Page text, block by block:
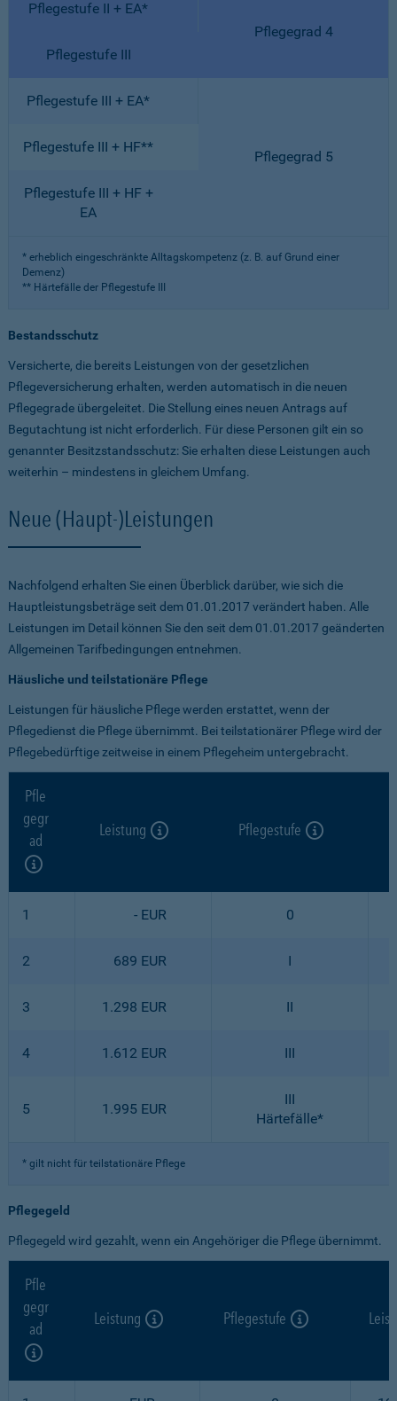
Pflegestufe II + EA*
Pflegegrad 4
Pflegestufe III
Pflegestufe III + EA*
Pflegegrad 5
Pflegestufe III + HF**
Pflegestufe III + HF +
EA
* erheblich eingeschränkte Alltagskompetenz (z. B. auf Grund einer
Demenz)
** Härtefälle der Pflegestufe III
Bestandsschutz
Versicherte, die bereits Leistungen von der gesetzlichen
Pflegeversicherung erhalten, werden automatisch in die neuen
Pflegegrade übergeleitet. Die Stellung eines neuen Antrags auf
Begutachtung ist nicht erforderlich. Für diese Personen gilt ein so
genannter Besitzstandsschutz: Sie erhalten diese Leistungen auch
weiterhin – mindestens in gleichem Umfang.
Neue (Haupt-)Leistungen
Nachfolgend erhalten Sie einen Überblick darüber, wie sich die
Hauptleistungsbeträge seit dem 01.01.2017 verändert haben. Alle
Leistungen im Detail können Sie den seit dem 01.01.2017 geänderten
Allgemeinen Tarifbedingungen entnehmen.
Häusliche und teilstationäre Pflege
Leistungen für häusliche Pflege werden erstattet, wenn der
Pflegedienst die Pflege übernimmt. Bei teilstationärer Pflege wird der
Pflegebedürftige zeitweise in einem Pflegeheim untergebracht.
Pfle
gegr
ad
Leistung Pflegestufe
1 - EUR 0
2 689 EUR I
3 1.298 EUR II
4 1.612 EUR III
5 1.995 EUR
III
Härtefälle*
* gilt nicht für teilstationäre Pflege
Pflegegeld
Pflegegeld wird gezahlt, wenn ein Angehöriger die Pflege übernimmt.
Pfle
gegr
ad
Leistung Pflegestufe